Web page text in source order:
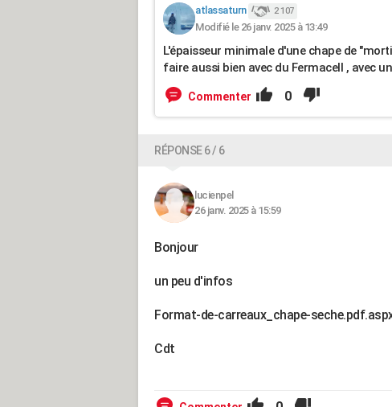
atlassaturn 2 107
Modifié le 26 janv. 2025 à 13:49
L'épaisseur minimale d'une chape de
faire aussi bien avec du Fermacell , avec
Commenter 0
RÉPONSE 6 / 6
lucienpel
26 janv. 2025 à 15:59
Bonjour
un peu d'infos
Format-de-carreaux_chape-
Cdt